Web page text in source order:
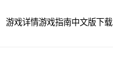
游戏详情游戏指南中文版下载